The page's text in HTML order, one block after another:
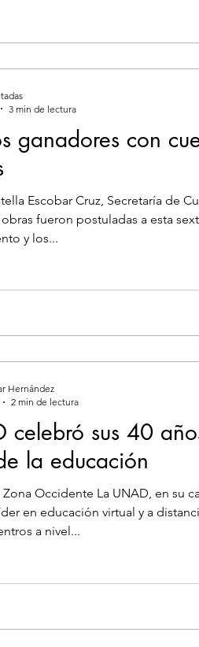
ganadores con
Escobar Cruz, Secretaría de
fueron postuladas a esta
y los...
3 min de lectura
celebró sus 40
la educación
Occidente La UNAD, en su
en educación virtual y a
a nivel...
Hernández
2 min de lectura